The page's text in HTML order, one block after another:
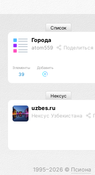
Города
atom559 Поделиться
Элементы
39
Добавить
Список
uzbes.ru
Нексус Узбекистана
Нексус
1995–2026 © Псиона